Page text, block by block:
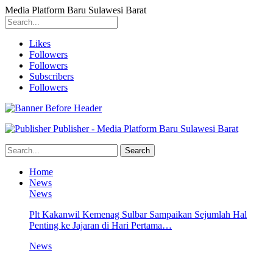
Media Platform Baru Sulawesi Barat
Likes
Followers
Followers
Subscribers
Followers
Publisher - Media Platform Baru Sulawesi Barat
Home
News
News
Plt Kakanwil Kemenag Sulbar Sampaikan Sejumlah Hal
Penting ke Jajaran di Hari Pertama…
News